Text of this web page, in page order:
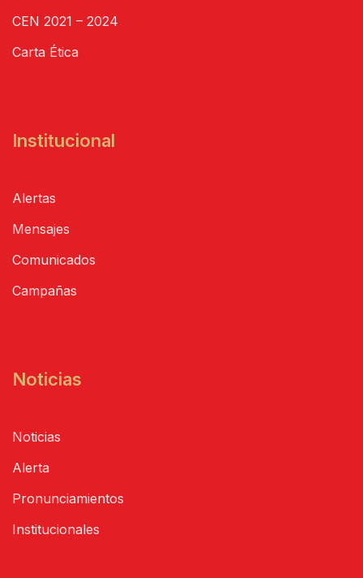
CEN 2021 – 2024
Carta Ética
Institucional
Alertas
Mensajes
Comunicados
Campañas
Noticias
Noticias
Alerta
Pronunciamientos
Institucionales